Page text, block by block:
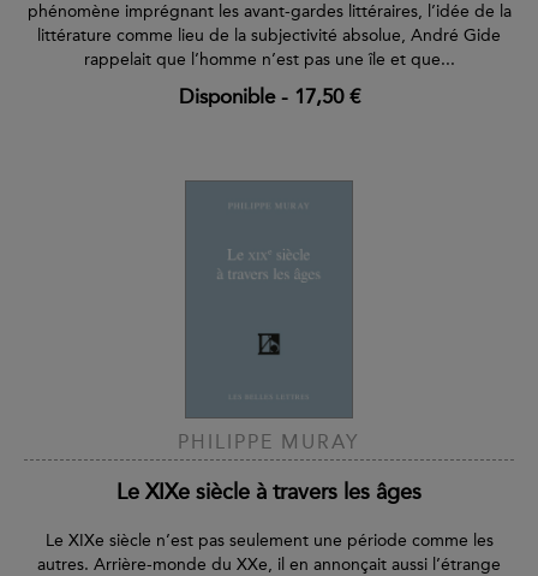
phénomène imprégnant les avant-gardes littéraires, l’idée de la
littérature comme lieu de la subjectivité absolue, André Gide
rappelait que l’homme n’est pas une île et que...
Disponible- 17,50 €
PHILIPPE MURAY
Le XIXe siècle à travers les âges
Le XIXe siècle n’est pas seulement une période comme les
autres. Arrière-monde du XXe, il en annonçait aussi l’étrange